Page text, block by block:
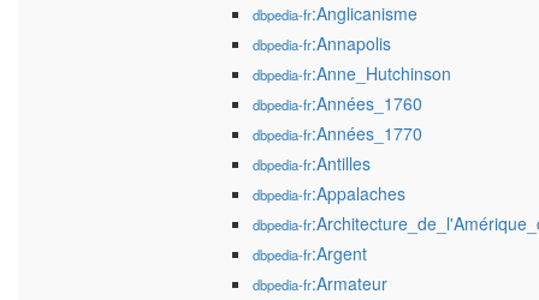
dbpedia-fr:Anglicanisme
dbpedia-fr:Annapolis
dbpedia-fr:Anne_Hutchinson
dbpedia-fr:Années_1760
dbpedia-fr:Années_1770
dbpedia-fr:Antilles
dbpedia-fr:Appalaches
dbpedia-fr
dbpedia-fr:Argent
dbpedia-fr:Armateur